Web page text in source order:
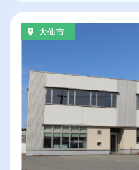
大仙市